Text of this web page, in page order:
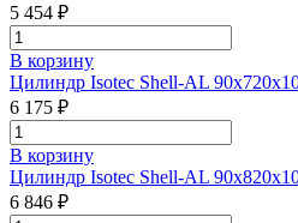
5 454 ₽
В корзину
Цилиндр Isotec Shell-AL
6 175 ₽
В корзину
Цилиндр Isotec Shell-AL
6 846 ₽